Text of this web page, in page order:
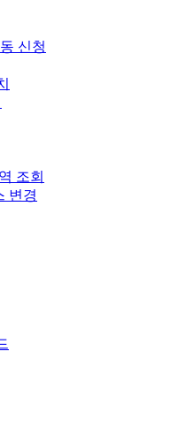
신청
조회
변경